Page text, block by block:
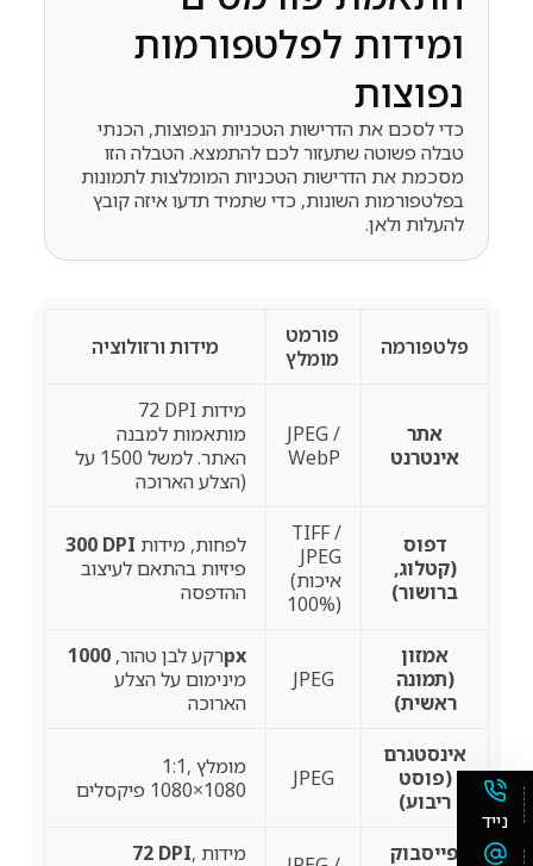
ומידות לפלטפורמות
נפוצות
כדי לסכם את הדרישות הטכניות הנפוצות, הכנתי
טבלה פשוטה שתעזור לכם להתמצא. הטבלה הזו
מסכמת את הדרישות הטכניות המומלצות לתמונות
בפלטפורמות השונות, כדי שתמיד תדעו איזה קובץ
להעלות ולאן.
פלטפורמה
פורמט
מומלץ
מידות ורזולוציה
אתר
אינטרנט
JPEG /
WebP
72 DPI מידות
מותאמות למבנה
האתר. למשל 1500 על
הצלע הארוכה)
דפוס
(קטלוג,
ברושור)
TIFF /
JPEG
(איכות
100%)
300 DPI
פיזיות בהתאם לעיצוב
ההדפסה
אמזון
(תמונה
ראשית)
JPEG
רקע לבן טהור,1000px
מינימום על הצלע
הארוכה
אינסטגרם
(פוסט
ריבוע)
JPEG
1:1, מומלץ
1080×1080 פיקסלים
פייסבוק
72 DPI, מידות
נייד